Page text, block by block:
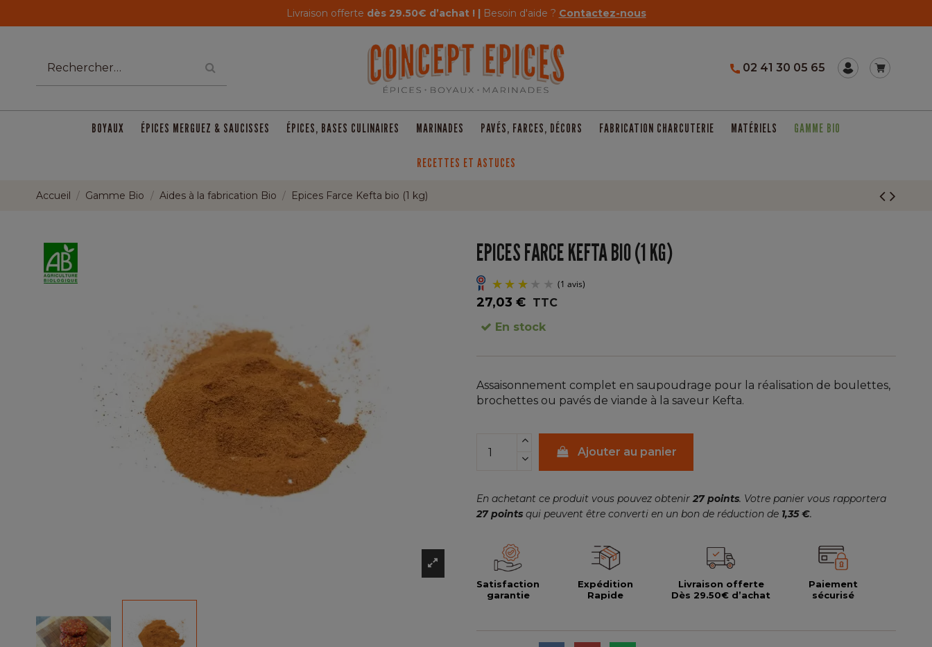
Livraison offerte dès 29.50€ d’achat ! | Besoin d'aide ? Contactez-nous
02 41 30 05 65
BOYAUX ÉPICES MERGUEZ & SAUCISSES ÉPICES, BASES CULINAIRES MARINADES PAVÉS, FARCES, DÉCORS FABRICATION CHARCUTERIE MATÉRIELS GAMME BIO
RECETTES ET ASTUCES
Accueil Gamme Bio Aides à la fabrication Bio Epices Farce Kefta bio (1 kg)
EPICES FARCE KEFTA BIO (1 KG)
27,03 € TTC
En stock
Assaisonnement complet en saupoudrage pour la réalisation de boulettes,
brochettes ou pavés de viande à la saveur Kefta.
Ajouter au panier
En achetant ce produit vous pouvez obtenir 27 points. Votre panier vous rapportera
27points qui peuvent être converti en un bon de réduction de 1,35 €.
Satisfaction
garantie
Expédition
Rapide
Livraison offerte
Dès 29.50€ d’achat
Paiement
sécurisé